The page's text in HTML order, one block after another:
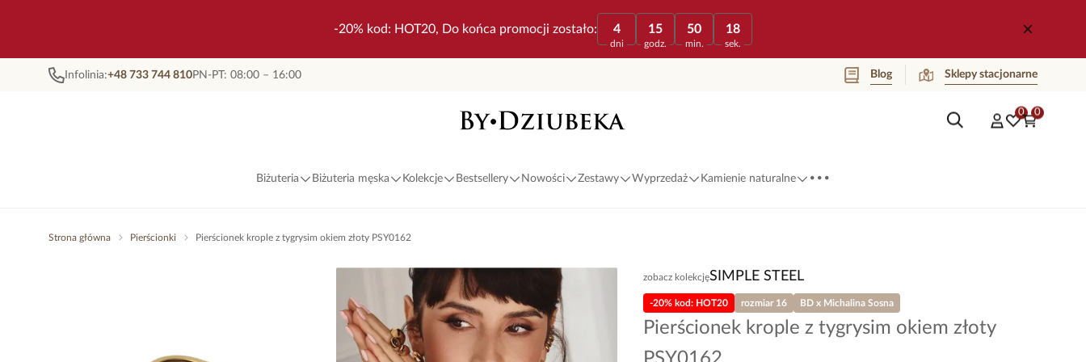
-20% kod: HOT20, Do końca promocji zostało: 4
dni
15
godz.
50
min.
18
sek.
Infolinia:+48 733 744 810PN-PT: 08:00 – 16:00 Blog Sklepy stacjonarne
0 0
Biżuteria Biżuteria męska Kolekcje Bestsellery Nowości Zestawy Wyprzedaż Kamienie naturalne ...
Strona główna Pierścionki Pierścionek krople z tygrysim okiem złoty PSY0162
zobacz kolekcjęSIMPLE STEEL
Pierścionek krople z tygrysim okiem złoty
-20% kod: HOT20 rozmiar 16 BD x Michalina Sosna